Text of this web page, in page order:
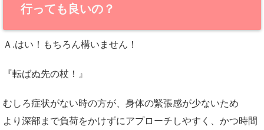
行っても良いの？
Ａ.はい！もちろん構いません！
『転ばぬ先の杖！』
むしろ症状がない時の方が、身体の緊張感が少ないため
より深部まで負荷をかけずにアプローチしやすく、かつ時間